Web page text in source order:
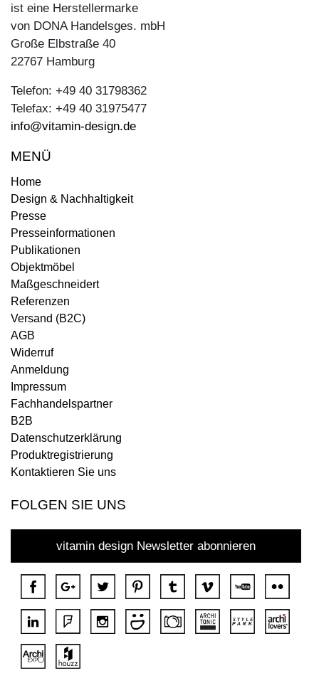
ist eine Herstellermarke
von DONA Handelsges. mbH
Große Elbstraße 40
22767 Hamburg
Telefon: +49 40 31798362
Telefax: +49 40 31975477
info@vitamin-design.de
MENÜ
Home
Design & Nachhaltigkeit
Presse
Presseinformationen
Publikationen
Objektmöbel
Maßgeschneidert
Referenzen
Versand (B2C)
AGB
Widerruf
Anmeldung
Impressum
Fachhandelspartner
B2B
Datenschutzerklärung
Produktregistrierung
Kontaktieren Sie uns
FOLGEN SIE UNS
vitamin design Newsletter abonnieren